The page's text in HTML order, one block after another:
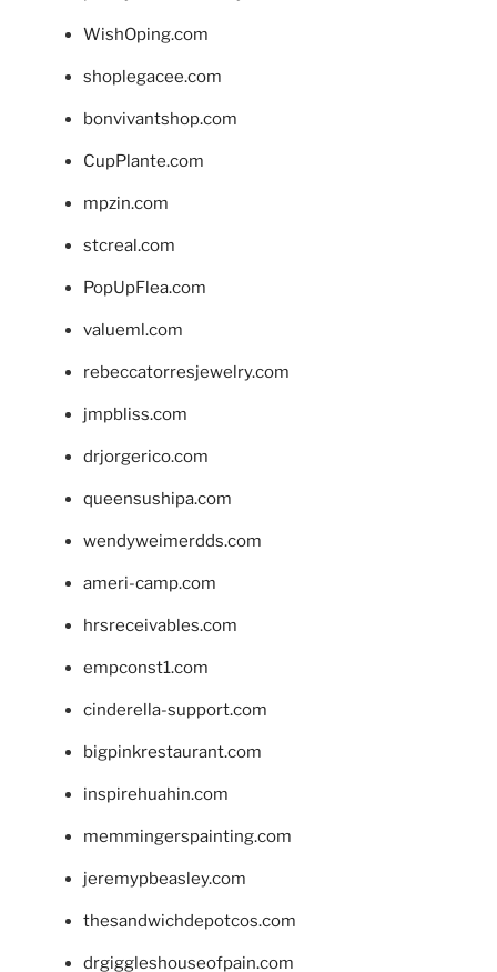
WishOping.com
shoplegacee.com
bonvivantshop.com
CupPlante.com
mpzin.com
stcreal.com
PopUpFlea.com
valueml.com
rebeccatorresjewelry.com
jmpbliss.com
drjorgerico.com
queensushipa.com
wendyweimerdds.com
ameri-camp.com
hrsreceivables.com
empconst1.com
cinderella-support.com
bigpinkrestaurant.com
inspirehuahin.com
memmingerspainting.com
jeremypbeasley.com
thesandwichdepotcos.com
drgiggleshouseofpain.com